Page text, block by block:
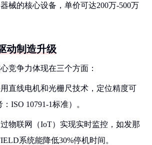
械的核心设备，单价可达200万-500万
动制造升级
竞争力体现在三个方面：
直线电机和光栅尺技术，定位精度可
ISO 10791-1标准）。
物联网（IoT）实现实时监控，如发那
系统能降低30%停机时间。